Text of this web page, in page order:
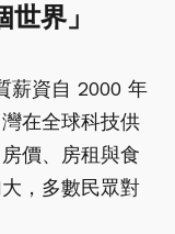
界」
薪資自 2000 年
在全球科技供
價、房租與食
，多數民眾對